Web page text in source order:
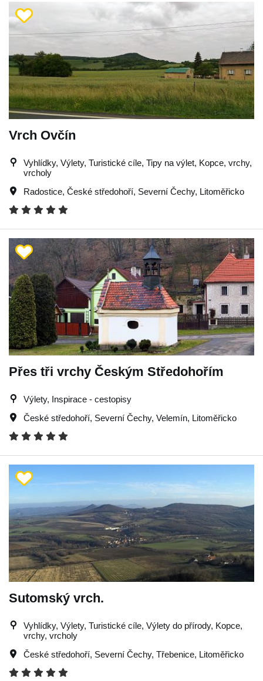
Vrch Ovčín
Vyhlídky, Výlety, Turistické cíle, Tipy na výlet, Kopce, vrchy,
vrcholy
Radostice, České středohoří, Severní Čechy, Litoměřicko
Přes tři vrchy Českým Středohořím
Výlety, Inspirace - cestopisy
České středohoří, Severní Čechy, Velemín, Litoměřicko
Sutomský vrch.
Vyhlídky, Výlety, Turistické cíle, Výlety do přírody, Kopce,
vrchy, vrcholy
České středohoří, Severní Čechy, Třebenice, Litoměřicko